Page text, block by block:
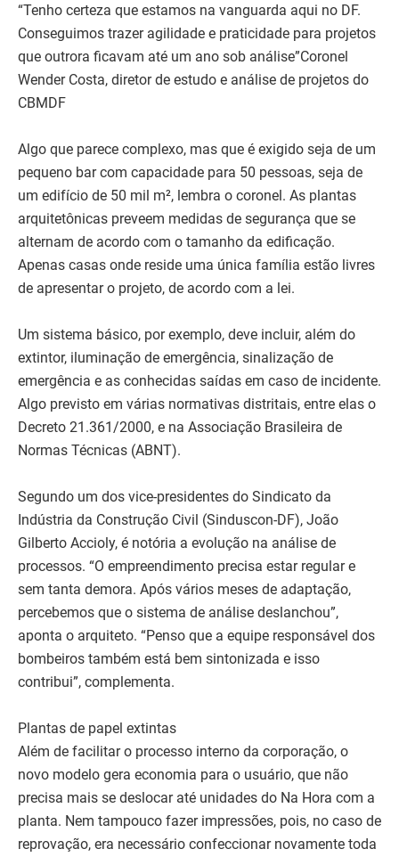
“Tenho certeza que estamos na vanguarda aqui no DF.
Conseguimos trazer agilidade e praticidade para projetos
que outrora ficavam até um ano sob análise”Coronel
Wender Costa, diretor de estudo e análise de projetos do
CBMDF
Algo que parece complexo, mas que é exigido seja de um
pequeno bar com capacidade para 50 pessoas, seja de
um edifício de 50 mil m², lembra o coronel. As plantas
arquitetônicas preveem medidas de segurança que se
alternam de acordo com o tamanho da edificação.
Apenas casas onde reside uma única família estão livres
de apresentar o projeto, de acordo com a lei.
Um sistema básico, por exemplo, deve incluir, além do
extintor, iluminação de emergência, sinalização de
emergência e as conhecidas saídas em caso de incidente.
Algo previsto em várias normativas distritais, entre elas o
Decreto 21.361/2000, e na Associação Brasileira de
Normas Técnicas (ABNT).
Segundo um dos vice-presidentes do Sindicato da
Indústria da Construção Civil (Sinduscon-DF), João
Gilberto Accioly, é notória a evolução na análise de
processos. “O empreendimento precisa estar regular e
sem tanta demora. Após vários meses de adaptação,
percebemos que o sistema de análise deslanchou”,
aponta o arquiteto. “Penso que a equipe responsável dos
bombeiros também está bem sintonizada e isso
contribui”, complementa.
Plantas de papel extintas
Além de facilitar o processo interno da corporação, o
novo modelo gera economia para o usuário, que não
precisa mais se deslocar até unidades do Na Hora com a
planta. Nem tampouco fazer impressões, pois, no caso de
reprovação, era necessário confeccionar novamente toda